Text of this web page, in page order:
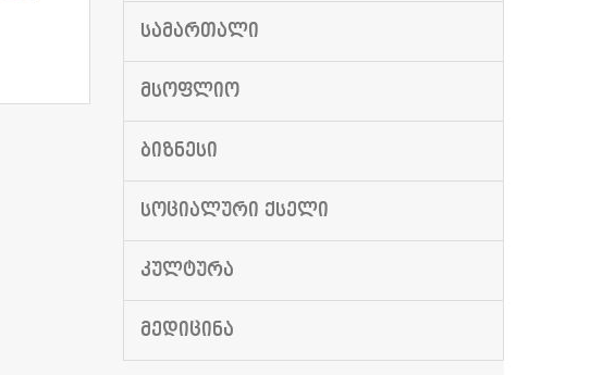
ᲡᲐᲛᲐᲠᲗᲐᲚᲘ
ᲛᲡᲝᲤᲚᲘᲝ
ᲑᲘᲖᲜᲔᲡᲘ
ᲡᲝᲪᲘᲐᲚᲣᲠᲘ ᲥᲡᲔᲚᲘ
ᲙᲣᲚᲢᲣᲠᲐ
ᲛᲔᲓᲘᲪᲘᲜᲐ